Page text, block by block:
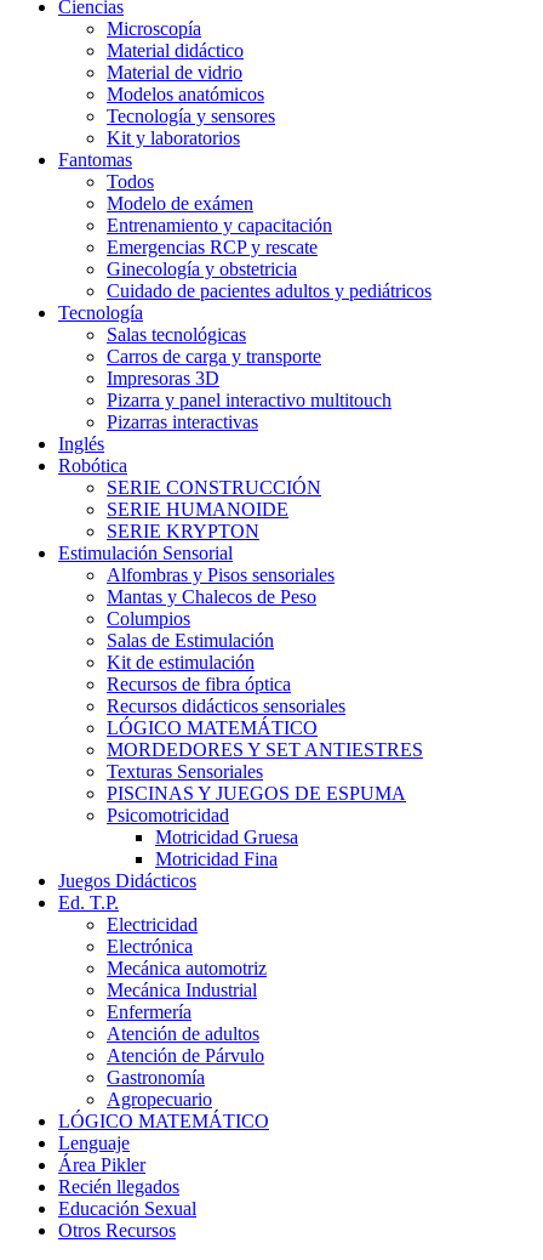
Ciencias
Microscopía
Material didáctico
Material de vidrio
Modelos anatómicos
Tecnología y sensores
Kit y laboratorios
Fantomas
Todos
Modelo de exámen
Entrenamiento y capacitación
Emergencias RCP y rescate
Ginecología y obstetricia
Cuidado de pacientes adultos y pediátricos
Tecnología
Salas tecnológicas
Carros de carga y transporte
Impresoras 3D
Pizarra y panel interactivo multitouch
Pizarras interactivas
Inglés
Robótica
SERIE CONSTRUCCIÓN
SERIE HUMANOIDE
SERIE KRYPTON
Estimulación Sensorial
Alfombras y Pisos sensoriales
Mantas y Chalecos de Peso
Columpios
Salas de Estimulación
Kit de estimulación
Recursos de fibra óptica
Recursos didácticos sensoriales
LÓGICO MATEMÁTICO
MORDEDORES Y SET ANTIESTRES
Texturas Sensoriales
PISCINAS Y JUEGOS DE ESPUMA
Psicomotricidad
Motricidad Gruesa
Motricidad Fina
Juegos Didácticos
Ed. T.P.
Electricidad
Electrónica
Mecánica automotriz
Mecánica Industrial
Enfermería
Atención de adultos
Atención de Párvulo
Gastronomía
Agropecuario
LÓGICO MATEMÁTICO
Lenguaje
Área Pikler
Recién llegados
Educación Sexual
Otros Recursos